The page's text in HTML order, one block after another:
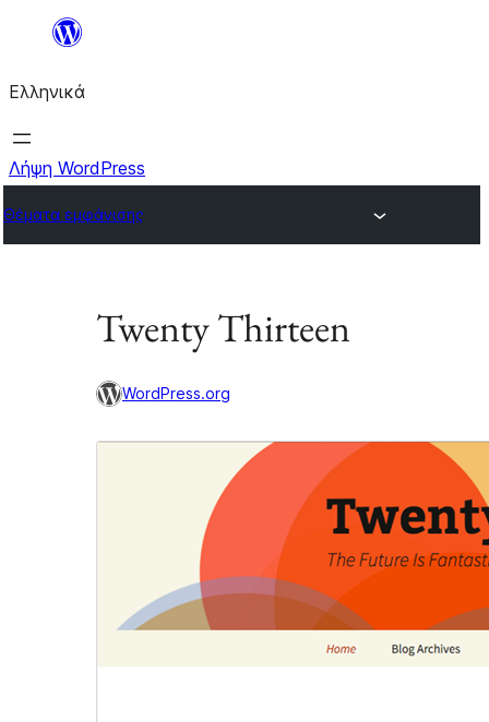
Μετάβαση
περιεχόμενο
Ελληνικά
Λήψη WordPress
Θέματα εμφάνισης
Twenty Thirteen
WordPress.org